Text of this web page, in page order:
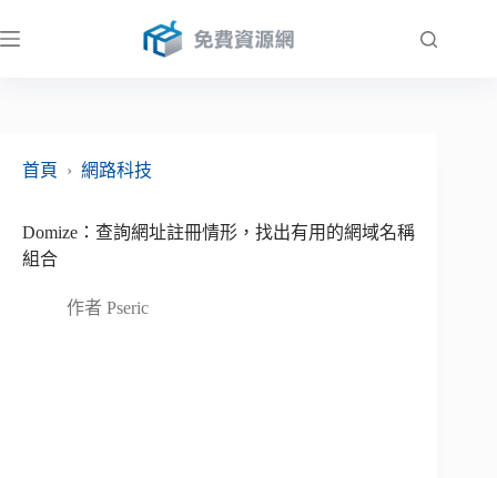
至
首頁
› 網路科技
Domize：查詢網址註冊情形，找出有用的網域名稱
組合
作者 Pseric